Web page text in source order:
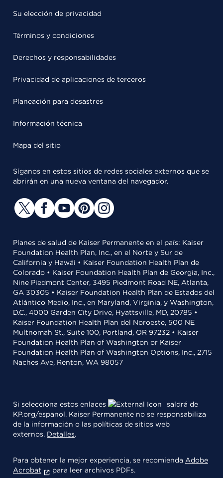
Su elección de privacidad
Términos y condiciones
Derechos y responsabilidades
Privacidad de aplicaciones de terceros
Planeación para desastres
Información técnica
Mapa del sitio
Síganos en estos sitios de redes sociales externos que se
abrirán en una nueva ventana del navegador.
Planes de salud de Kaiser Permanente en el país: Kaiser
Foundation Health Plan, Inc., en el Norte y Sur de
California y Hawái • Kaiser Foundation Health Plan de
Colorado • Kaiser Foundation Health Plan de Georgia, Inc.,
Nine Piedmont Center, 3495 Piedmont Road NE, Atlanta,
GA 30305 • Kaiser Foundation Health Plan de Estados del
Atlántico Medio, Inc., en Maryland, Virginia, y Washington,
D.C., 4000 Garden City Drive, Hyattsville, MD, 20785 •
Kaiser Foundation Health Plan del Noroeste, 500 NE
Multnomah St., Suite 100, Portland, OR 97232 • Kaiser
Foundation Health Plan of Washington or Kaiser
Foundation Health Plan of Washington Options, Inc., 2715
Naches Ave, Renton, WA 98057
Si selecciona estos enlaces
saldrá de
KP.org/espanol. Kaiser Permanente no se responsabiliza
de la información o las políticas de sitios web
externos. Detalles.
Para obtener la mejor experiencia, se recomienda Adobe
Acrobat
para leer archivos PDFs.